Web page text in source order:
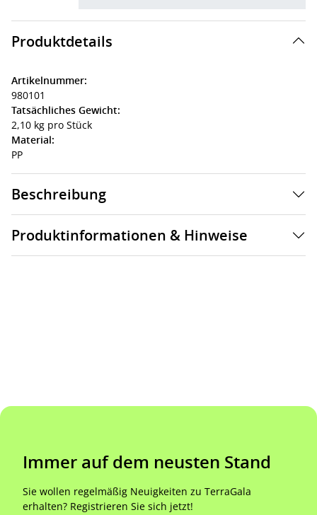
Produktdetails
Artikelnummer:
980101
Tatsächliches Gewicht:
2,10 kg pro Stück
Material:
PP
Beschreibung
Produktinformationen & Hinweise
Immer auf dem neusten Stand
Sie wollen regelmäßig Neuigkeiten zu TerraGala
erhalten? Registrieren Sie sich jetzt!